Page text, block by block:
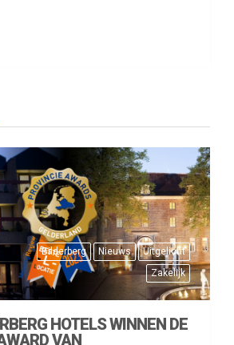
Bilderberg Nieuws
Uitgelicht
Zakelijk
HOTELS WINNEN DE
VAN